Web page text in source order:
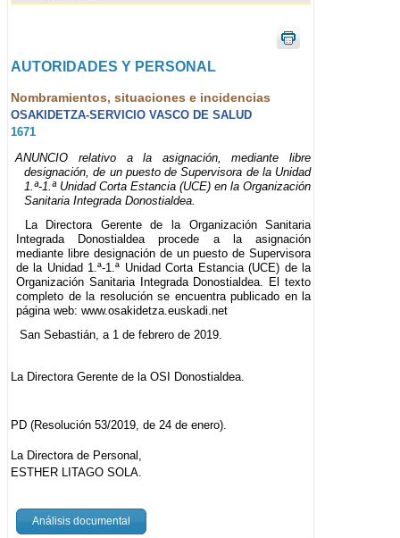
AUTORIDADES Y PERSONAL
Nombramientos, situaciones e incidencias
OSAKIDETZA-SERVICIO VASCO DE SALUD
1671
ANUNCIO relativo a la asignación, mediante libre
designación, de un puesto de Supervisora de la Unidad
1.ª-1.ª Unidad Corta Estancia (UCE) en la Organización
Sanitaria Integrada Donostialdea.
La Directora Gerente de la Organización Sanitaria
Integrada Donostialdea procede a la asignación
mediante libre designación de un puesto de Supervisora
de la Unidad 1.ª-1.ª Unidad Corta Estancia (UCE) de la
Organización Sanitaria Integrada Donostialdea. El texto
completo de la resolución se encuentra publicado en la
página web: www.osakidetza.euskadi.net
San Sebastián, a 1 de febrero de 2019.
La Directora Gerente de la OSI Donostialdea.
PD (Resolución 53/2019, de 24 de enero).
La Directora de Personal,
ESTHER LITAGO SOLA.
Análisis documental